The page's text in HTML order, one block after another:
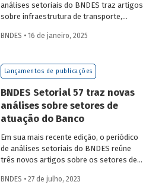
análises setoriais do BNDES traz artigos
sobre infraestrutura de transporte,
sustentáveis, mercado de aeronaves,
BNDES • 16 de janeiro, 2025
Lançamentos de publicações
BNDES Setorial 57 traz novas
análises sobre setores de
atuação do Banco
Em sua mais recente edição, o periódico
de análises setoriais do BNDES reúne
três novos artigos sobre os setores de
defesa. Saiba mais e acesse os estudos
BNDES • 27 de julho, 2023